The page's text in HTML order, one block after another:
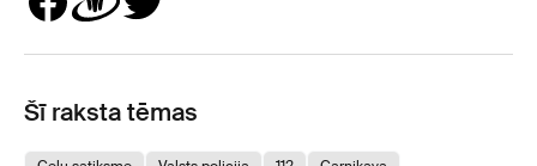
Šī raksta tēmas